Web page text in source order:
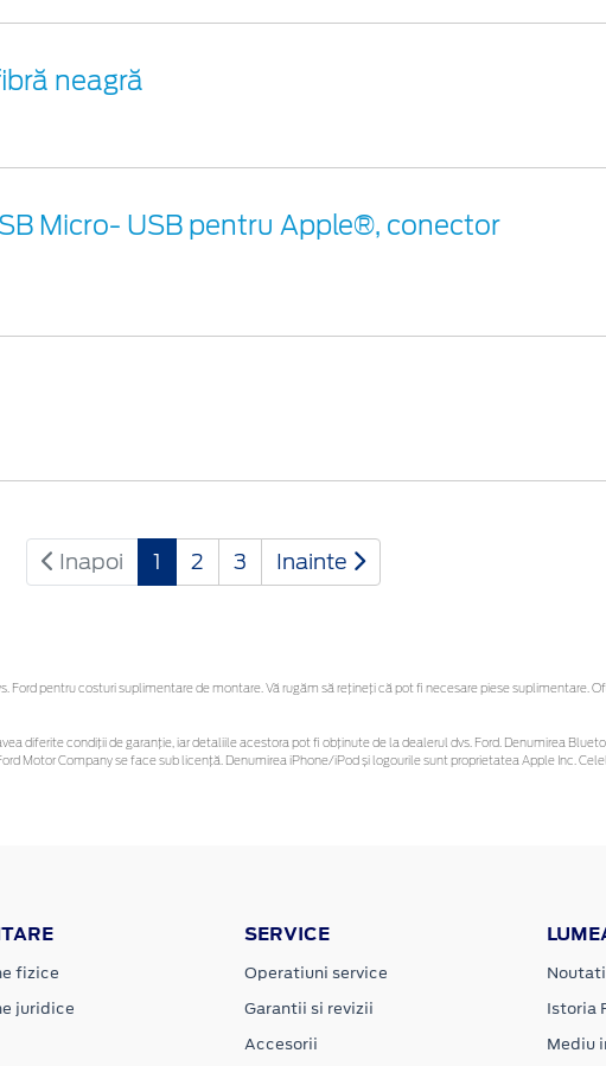
neagră
Micro- USB pentru Apple®, conector
Inapoi 1 2 3 Inainte
Ford pentru costuri suplimentare de montare. Vă rugăm să rețineți că pot fi necesare piese suplimentare.
diferite condiții de garanție, iar detaliile acestora pot fi obținute de la dealerul dvs. Ford. Denumirea
Motor Company se face sub licență. Denumirea iPhone/iPod și logourile sunt proprietatea Apple Inc.
fizice
juridice
SERVICE
Operatiuni service
Garantii si revizii
Accesorii
Noutati
Istoria
Mediu